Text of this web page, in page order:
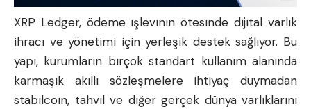
XRP Ledger, ödeme işlevinin ötesinde dijital varlık
ihracı ve yönetimi için yerleşik destek sağlıyor. Bu
yapı, kurumların birçok standart kullanım alanında
karmaşık akıllı sözleşmelere ihtiyaç duymadan
stabilcoin, tahvil ve diğer gerçek dünya varlıklarını